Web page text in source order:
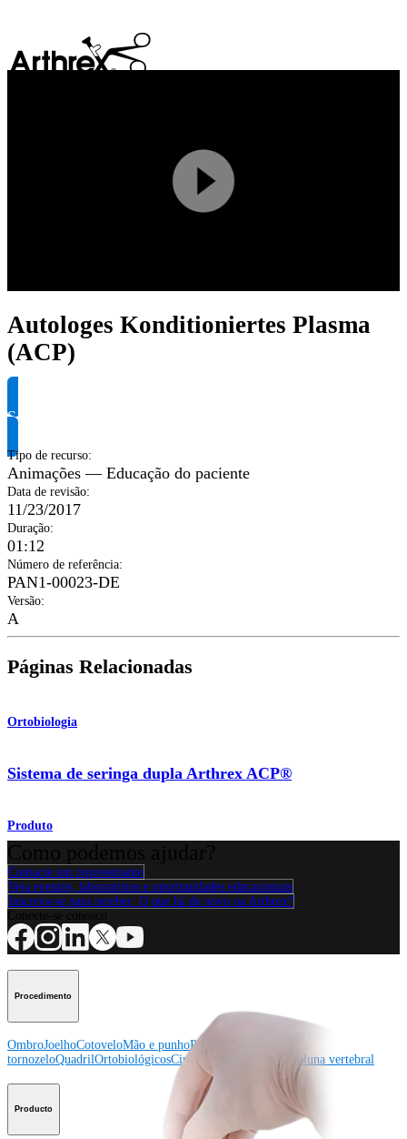
Play
Video
Autologes Konditioniertes Plasma
(ACP)
Solicite informação do produto
Tipo de recurso:
Animações — Educação do paciente
Data de revisão:
11/23/2017
Duração:
01:12
Número de referência:
PAN1-00023-DE
Versão:
A
Páginas Relacionadas
Ortobiologia
Sistema de seringa dupla Arthrex ACP®
Produto
Contacte um representante
Veja eventos, laboratórios e oportunidades educacionais
Inscreva-se para receber: O que há de novo na Arthrex?
Procedimento
OmbroJoelhoCotoveloMão e punhoPé e
tornozeloQuadrilOrtobiológicosCirurgia cardiotorácica Coluna vertebral
Producto